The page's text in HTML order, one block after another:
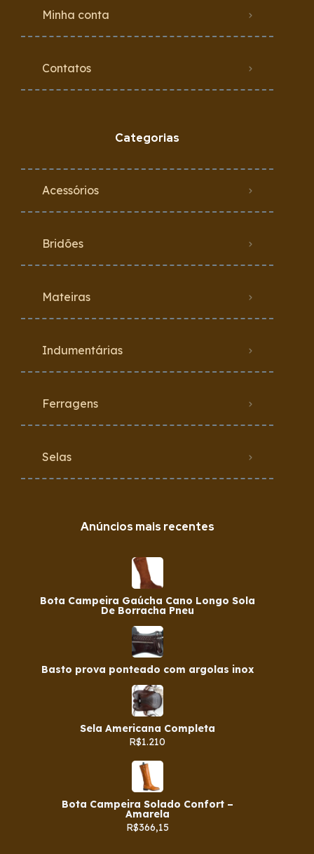
Minha conta
Contatos
Categorias
Acessórios
Bridões
Mateiras
Indumentárias
Ferragens
Selas
Anúncios mais recentes
Bota Campeira Gaúcha Cano Longo Sola
De Borracha Pneu
Basto prova ponteado com argolas inox
Sela Americana Completa
R$1.210
Bota Campeira Solado Confort –
Amarela
R$366,15